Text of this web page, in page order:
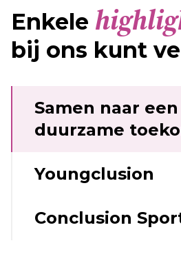
Enkele
bij ons kunt
Samen naar een
duurzame
Youngclusion
Conclusion